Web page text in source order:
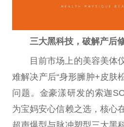
三大黑科技，破解产后
目前市场上的美容美体
难解决产后“身形臃肿+皮肤
问题。金豪漾研发的索迦
为宝妈安心信赖之选，核心
超声爆型与脉冲塑型三大黑